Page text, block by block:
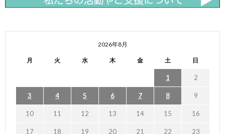
2026年8月
月 火 水 木 金 土 日
1 2
3 4 5 6 7 8 9
10 11 12 13 14 15 16
17 18 19 20 21 22 23